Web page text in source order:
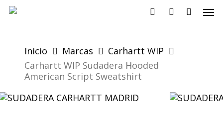
Skip
Inicio Marcas
Carhartt WIP
Carhartt WIP Sudadera Hooded
American Script Sweatshirt